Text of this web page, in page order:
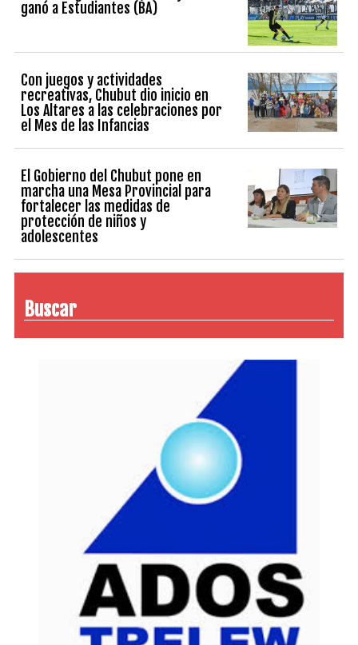
ganó a Estudiantes (BA)
Con juegos y actividades
recreativas, Chubut dio inicio en
Los Altares a las celebraciones por
el Mes de las Infancias
El Gobierno del Chubut pone en
marcha una Mesa Provincial para
fortalecer las medidas de
protección de niños y
adolescentes
Buscar